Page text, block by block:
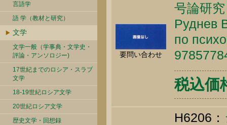
言語学
語 学（教材と研究）
文学
文学一般（学事典・文学史・
評論・アンソロジー)
17世紀までのロシア・スラブ
文学
18-19世紀ロシア文学
20世紀ロシア文学
歴史文学・回想録
要問い合わせ
号論研究
Руднев
по
税込価
H6206：